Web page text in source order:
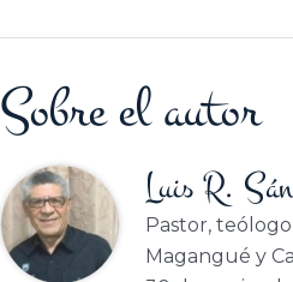
Sobre el autor
Luis R.
Pastor,
Magangué y